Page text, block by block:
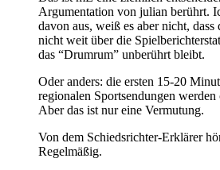
Argumentation von julian berührt.
davon aus, weiß es aber nicht, dass
nicht weit über die
das “Drumrum” unberührt bleibt.
Oder anders: die ersten 15-20
regionalen Sportsendungen werden
Aber das ist nur eine Vermutung.
Von dem Schiedsrichter-Erklärer
Regelmäßig.